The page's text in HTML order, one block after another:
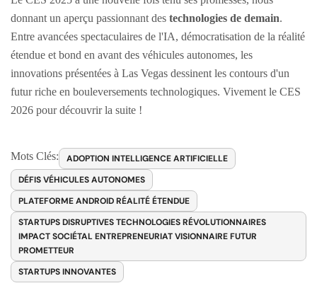
donnant un aperçu passionnant des technologies de demain.
Entre avancées spectaculaires de l'IA, démocratisation de la réalité
étendue et bond en avant des véhicules autonomes, les
innovations présentées à Las Vegas dessinent les contours d'un
futur riche en bouleversements technologiques. Vivement le CES
2026 pour découvrir la suite !
Mots Clés:
ADOPTION INTELLIGENCE ARTIFICIELLE
DÉFIS VÉHICULES AUTONOMES
PLATEFORME ANDROID RÉALITÉ ÉTENDUE
STARTUPS DISRUPTIVES TECHNOLOGIES RÉVOLUTIONNAIRES
IMPACT SOCIÉTAL ENTREPRENEURIAT VISIONNAIRE FUTUR
PROMETTEUR
STARTUPS INNOVANTES